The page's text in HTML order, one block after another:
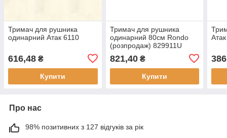
Тримач для рушника
одинарний Атак 6110
616,48 ₴
Купити
Тримач для рушника
одинарний 80см Rondo
(розпродаж) 829911U
821,40₴
Купити
Про нас
98% позитивних з 127 відгуків за рік